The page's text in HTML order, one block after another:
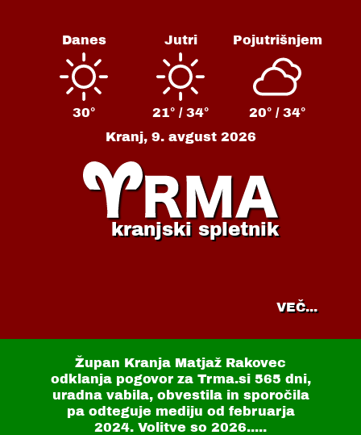
Danes
30°
Jutri
21° / 34°
Pojutrišnjem
20° / 34°
Kranj, 9. avgust 2026
kranjski spletnik
VEČ...
Župan Kranja Matjaž Rakovec
odklanja pogovor za Trma.si 565 dni,
uradna vabila, obvestila in sporočila
pa odteguje mediju od februarja
2024. Volitve so 2026.....